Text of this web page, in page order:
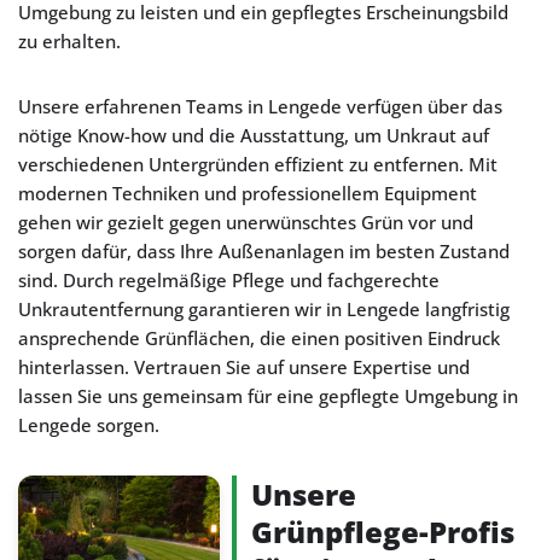
Umgebung zu leisten und ein gepflegtes Erscheinungsbild
zu erhalten.
Unsere erfahrenen Teams in Lengede verfügen über das
nötige Know-how und die Ausstattung, um Unkraut auf
verschiedenen Untergründen effizient zu entfernen. Mit
modernen Techniken und professionellem Equipment
gehen wir gezielt gegen unerwünschtes Grün vor und
sorgen dafür, dass Ihre Außenanlagen im besten Zustand
sind. Durch regelmäßige Pflege und fachgerechte
Unkrautentfernung garantieren wir in Lengede langfristig
ansprechende Grünflächen, die einen positiven Eindruck
hinterlassen. Vertrauen Sie auf unsere Expertise und
lassen Sie uns gemeinsam für eine gepflegte Umgebung in
Lengede sorgen.
Unsere
Grünpflege-Profis